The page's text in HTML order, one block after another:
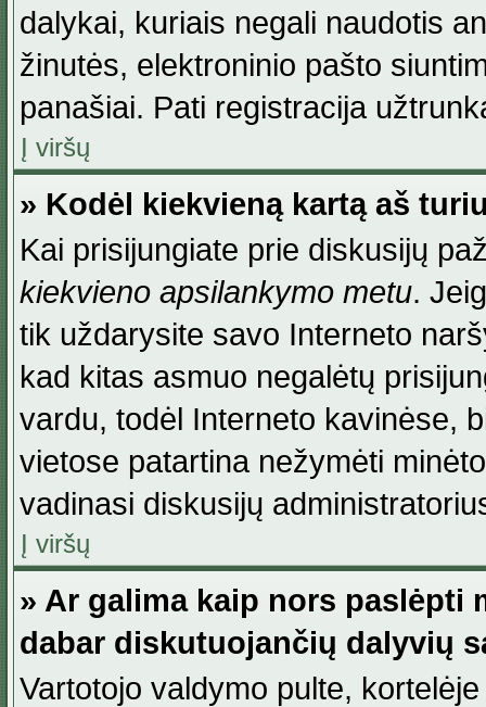
dalykai, kuriais negali naudotis
žinutės, elektroninio pašto
panašiai. Pati registracija
Į viršų
» Kodėl kiekvieną kartą aš
Kai prisijungiate prie diskusijų
kiekvieno apsilankymo metu.
tik uždarysite savo Interneto
kad kitas asmuo negalėtų
vardu, todėl Interneto kavinėse,
vietose patartina nežymėti
vadinasi diskusijų
Į viršų
» Ar galima kaip nors paslėpti
dabar diskutuojančių dalyvių
Vartotojo valdymo pulte,